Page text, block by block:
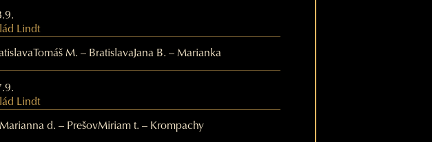
Lindt
Tomáš M. – BratislavaJana B. – Marianka
Lindt
Marianna d. – PrešovMiriam t. – Krompachy